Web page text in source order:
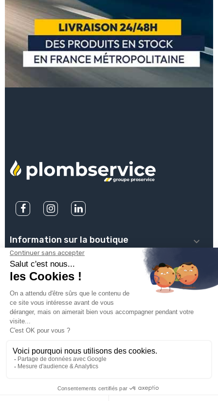
Information sur la boutique 
PLOMBSERVICE 
INFOS PRATIQUES 
VOTRE COMPTE 
Groupe Proservice